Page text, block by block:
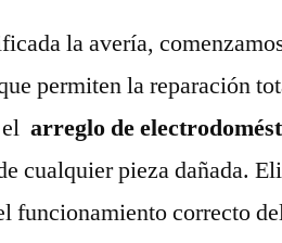
la avería,
permiten la reparación
arreglo de
cualquier pieza dañada.
funcionamiento correcto